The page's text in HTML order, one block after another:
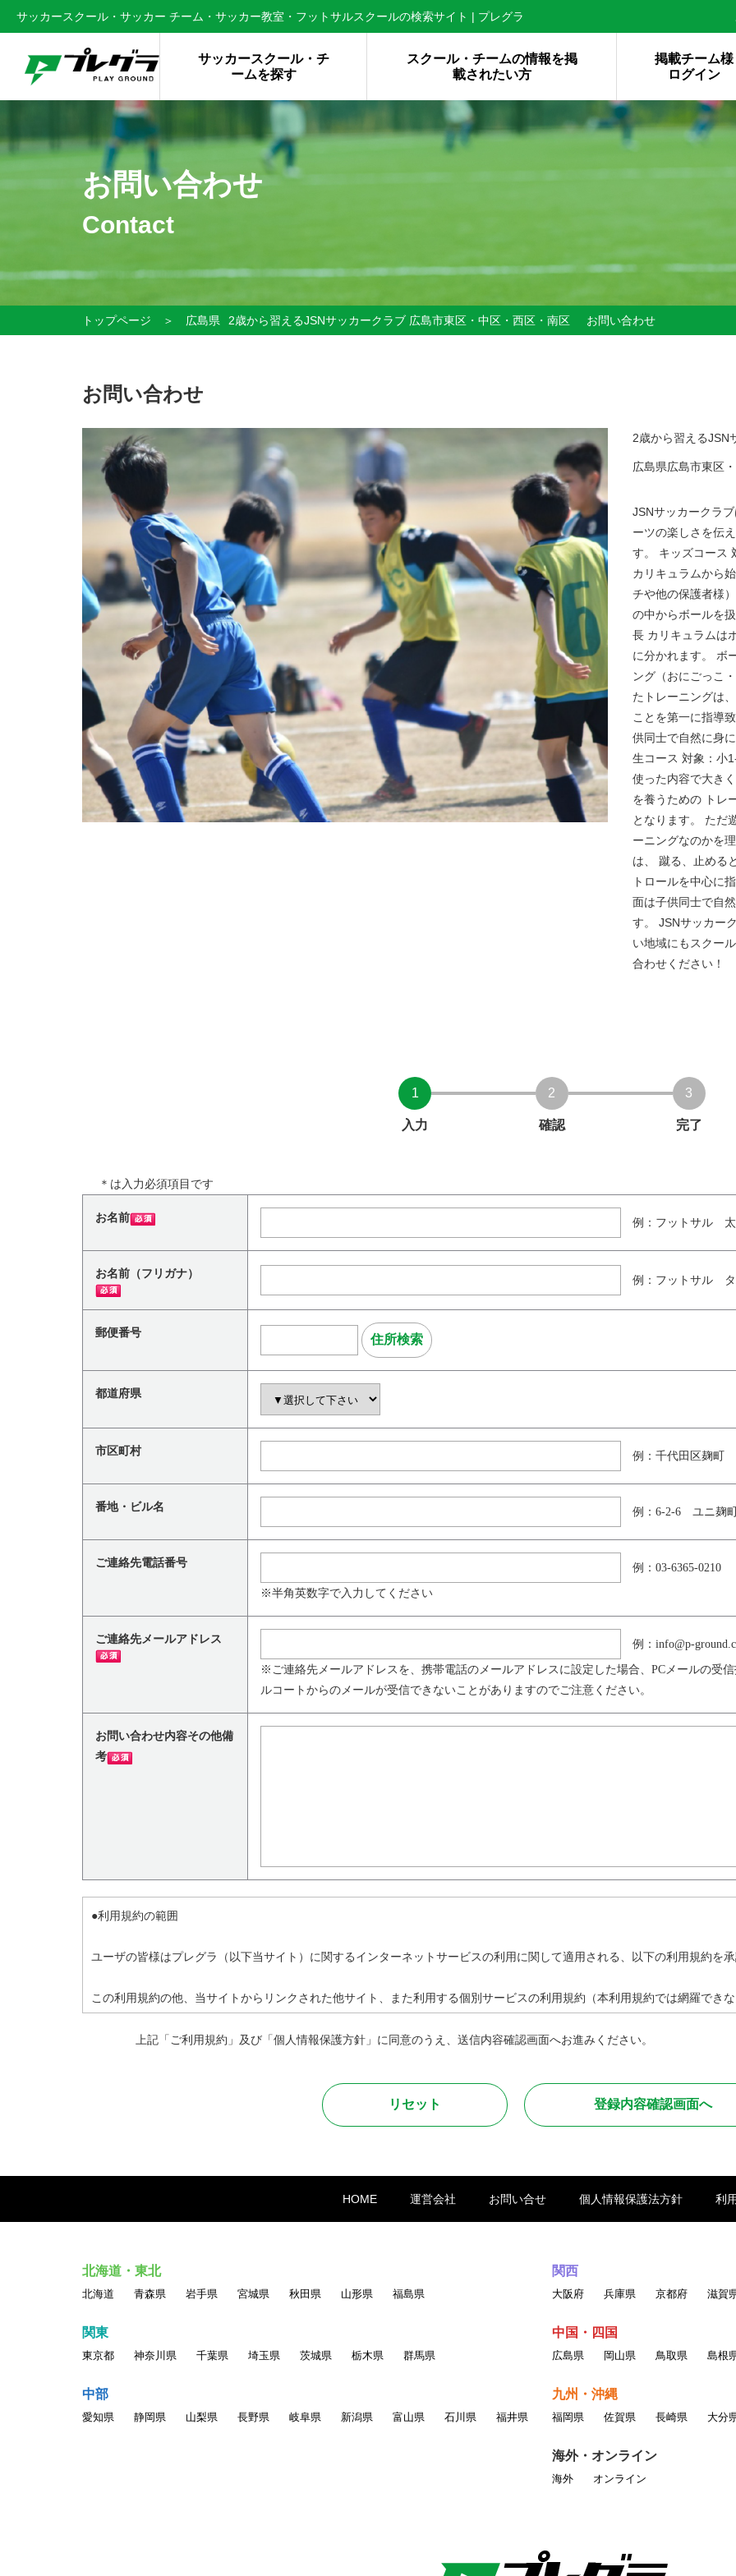
サッカースクール・サッカー チーム・サッカー教室・フットサルスクールの検索サイト | プレグラ
サッカースクール・チ
ームを探す
スクール・チームの情報を掲
載されたい方
掲載チーム様
ログイン
お問い合わせ
Contact
トップページ ＞ 広島県 2歳から習えるJSNサッカークラブ 広島市東区・中区・西区・南区 お問い合わせ
お問い合わせ
2歳から習えるJSN
広島県広島市東区
JSNサッカークラ
ーツの楽しさを伝
す。 キッズコース
カリキュラムから
チや他の保護者様
の中からボールを
長 カリキュラムは
に分かれます。 ボ
ング（おにごっこ
たトレーニングは
ことを第一に指導
供同士で自然に身
生コース 対象：小
使った内容で大き
を養うための トレ
となります。 ただ
ーニングなのかを
は、 蹴る、止める
トロールを中心に
面は子供同士で自
す。 JSNサッカー
い地域にもスクー
合わせください！
1
入力
2
確認
3
完了
＊ は入力必須項目です
お名前 例：フットサル
お名前（フリガナ）
例：フットサル タ
郵便番号
都道府県
市区町村 例：千代田区麹町
番地・ビル名 例：6-2-6 ユニ麹
ご連絡先電話番号 例：03-6365-0210
※半角英数字で入力してください
ご連絡先メールアドレス 例：info@p-
※ご連絡先メールアドレスを、携帯電話のメールアドレスに設定した場合、PCメールの受
ルコートからのメールが受信できないことがありますのでご注意ください。
お問い合わせ内容その他備
考
●利用規約の範囲
ユーザの皆様はプレグラ（以下当サイト）に関するインターネットサービスの利用に関して適用される、以下の利用規約を
この利用規約の他、当サイトからリンクされた他サイト、また利用する個別サービスの利用規約（本利用規約では網羅でき
本サービス利用に関しまして、全てのユーザが法令に則って安全且つ快適に取引を行って頂くために、以下に定める行為を
・サイト運営またはネットワーク・システムを妨害する行為
・他人の名誉、信用、プライバシー権、パブリシティ権、著作権、その他の権利を侵害する行為
・民族・人種・性別・年齢等による差別につながる表現の掲載
・自分以外の人物を名乗ったり、代理権がないにもかかわらず会社などの組織を名乗ったり、または他の人 物や組織と提
・同じアカウントを複数人で利用する行為
上記「ご利用規約」及び「個人情報保護方針」に同意のうえ、送信内容確認画面へお進みください。
HOME 運営会社 お問い合せ 個人情報保護法方針 利
北海道・東北
北海道 青森県 岩手県 宮城県 秋田県 山形県 福島県
関東
東京都 神奈川県 千葉県 埼玉県 茨城県 栃木県 群馬県
中部
愛知県 静岡県 山梨県 長野県 岐阜県 新潟県 富山県 石川県 福井県
関西
大阪府 兵庫県 京都府 滋賀
中国・四国
広島県 岡山県 鳥取県 島根
九州・沖縄
福岡県 佐賀県 長崎県 大分
海外・オンライン
海外 オンライン